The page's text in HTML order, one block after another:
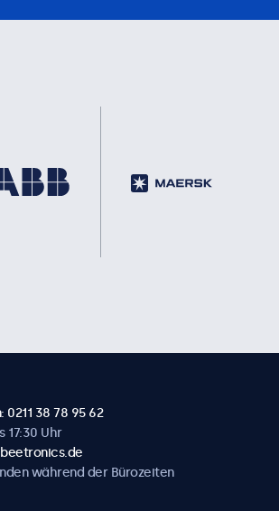
0211 38 78 95 62
17:30 Uhr
während der Bürozeiten